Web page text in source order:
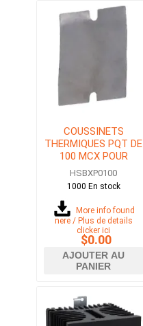
COUSSINETS
THERMIQUES PQT DE
100 MCX POUR
HS1B... OU HS2B...
HSBXP0100
1000 En stock
More info found
here / Plus de details
clicker ici
$0.00
AJOUTER AU
PANIER